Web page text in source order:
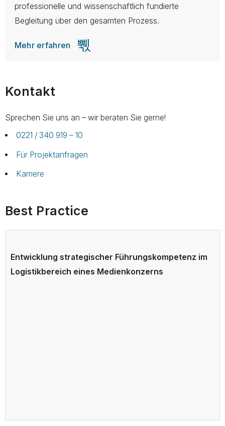
professionelle und wissenschaftlich fundierte
Begleitung über den gesamten Prozess.
Mehr erfahren
Kontakt
Sprechen Sie uns an – wir beraten Sie gerne!
0221 / 340 919 – 10
Für Projektanfragen
Karriere
Best Practice
Entwicklung strategischer Führungskompetenz im
Logistikbereich eines Medienkonzerns